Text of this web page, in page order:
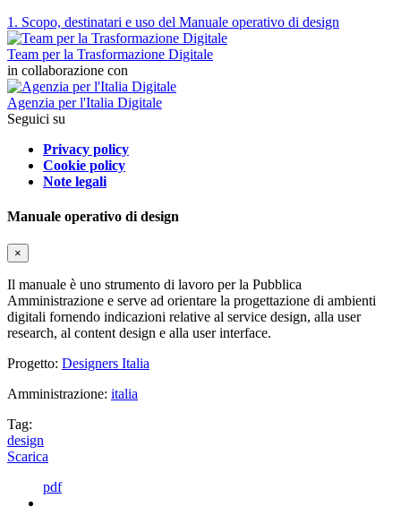
1. Scopo, destinatari e uso del Manuale operativo di design
Team per la Trasformazione Digitale
in collaborazione con
Agenzia per l'Italia Digitale
Seguici su
Privacy policy
Cookie policy
Note legali
Manuale operativo di design
×
Il manuale è uno strumento di lavoro per la Pubblica
Amministrazione e serve ad orientare la progettazione di ambienti
digitali fornendo indicazioni relative al service design, alla user
research, al content design e alla user interface.
Progetto: Designers Italia
Amministrazione: italia
Tag:
design
Scarica
pdf